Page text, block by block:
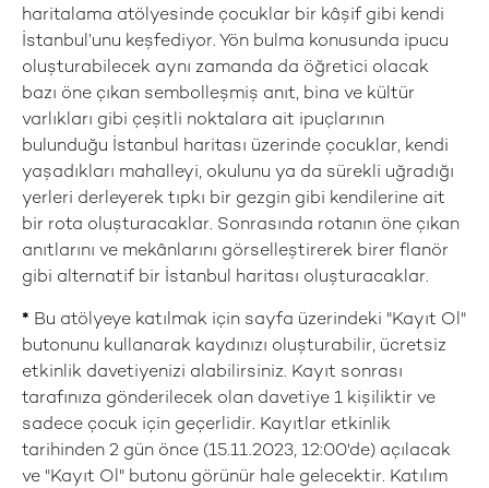
haritalama atölyesinde çocuklar bir kâşif gibi kendi
İstanbul’unu keşfediyor. Yön bulma konusunda ipucu
oluşturabilecek aynı zamanda da öğretici olacak
bazı öne çıkan sembolleşmiş anıt, bina ve kültür
varlıkları gibi çeşitli noktalara ait ipuçlarının
bulunduğu İstanbul haritası üzerinde çocuklar, kendi
yaşadıkları mahalleyi, okulunu ya da sürekli uğradığı
yerleri derleyerek tıpkı bir gezgin gibi kendilerine ait
bir rota oluşturacaklar. Sonrasında rotanın öne çıkan
anıtlarını ve mekânlarını görselleştirerek birer flanör
gibi alternatif bir İstanbul haritası oluşturacaklar.
* Bu atölyeye katılmak için sayfa üzerindeki "Kayıt Ol"
butonunu kullanarak kaydınızı oluşturabilir, ücretsiz
etkinlik davetiyenizi alabilirsiniz. Kayıt sonrası
tarafınıza gönderilecek olan davetiye 1 kişiliktir ve
sadece çocuk için geçerlidir. Kayıtlar etkinlik
tarihinden 2 gün önce (15.11.2023, 12:00'de) açılacak
ve "Kayıt Ol" butonu görünür hale gelecektir. Katılım